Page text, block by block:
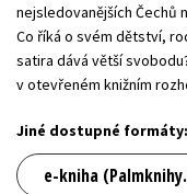
nejsledovanějších Čechů
Co říká o svém dětství,
satira dává větší
v otevřeném knižním
Jiné dostupné formáty:
e-kniha